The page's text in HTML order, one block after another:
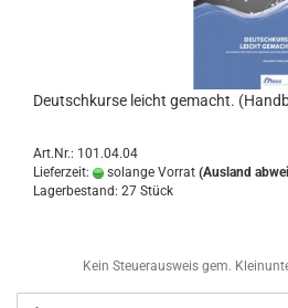
Deutschkurse leicht gemacht.
Art.Nr.: 101.04.04
Lieferzeit:
solange Vorrat (Ausland
Lagerbestand: 27 Stück
Kein Steuerausweis gem.